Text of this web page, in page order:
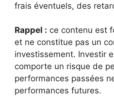
frais éventuels, des
Rappel : ce contenu est
et ne constitue pas un
investissement. Investir
comporte un risque de
performances passées
performances futures.